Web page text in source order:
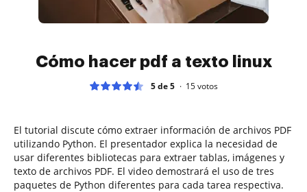
Cómo hacer pdf a texto linux
5 de 5 15votos
El tutorial discute cómo extraer información de archivos PDF
utilizando Python. El presentador explica la necesidad de
usar diferentes bibliotecas para extraer tablas, imágenes y
texto de archivos PDF. El video demostrará el uso de tres
paquetes de Python diferentes para cada tarea respectiva.